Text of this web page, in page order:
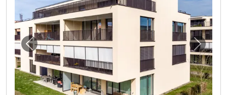
Vorheriges Bild für "Bastelraum zu